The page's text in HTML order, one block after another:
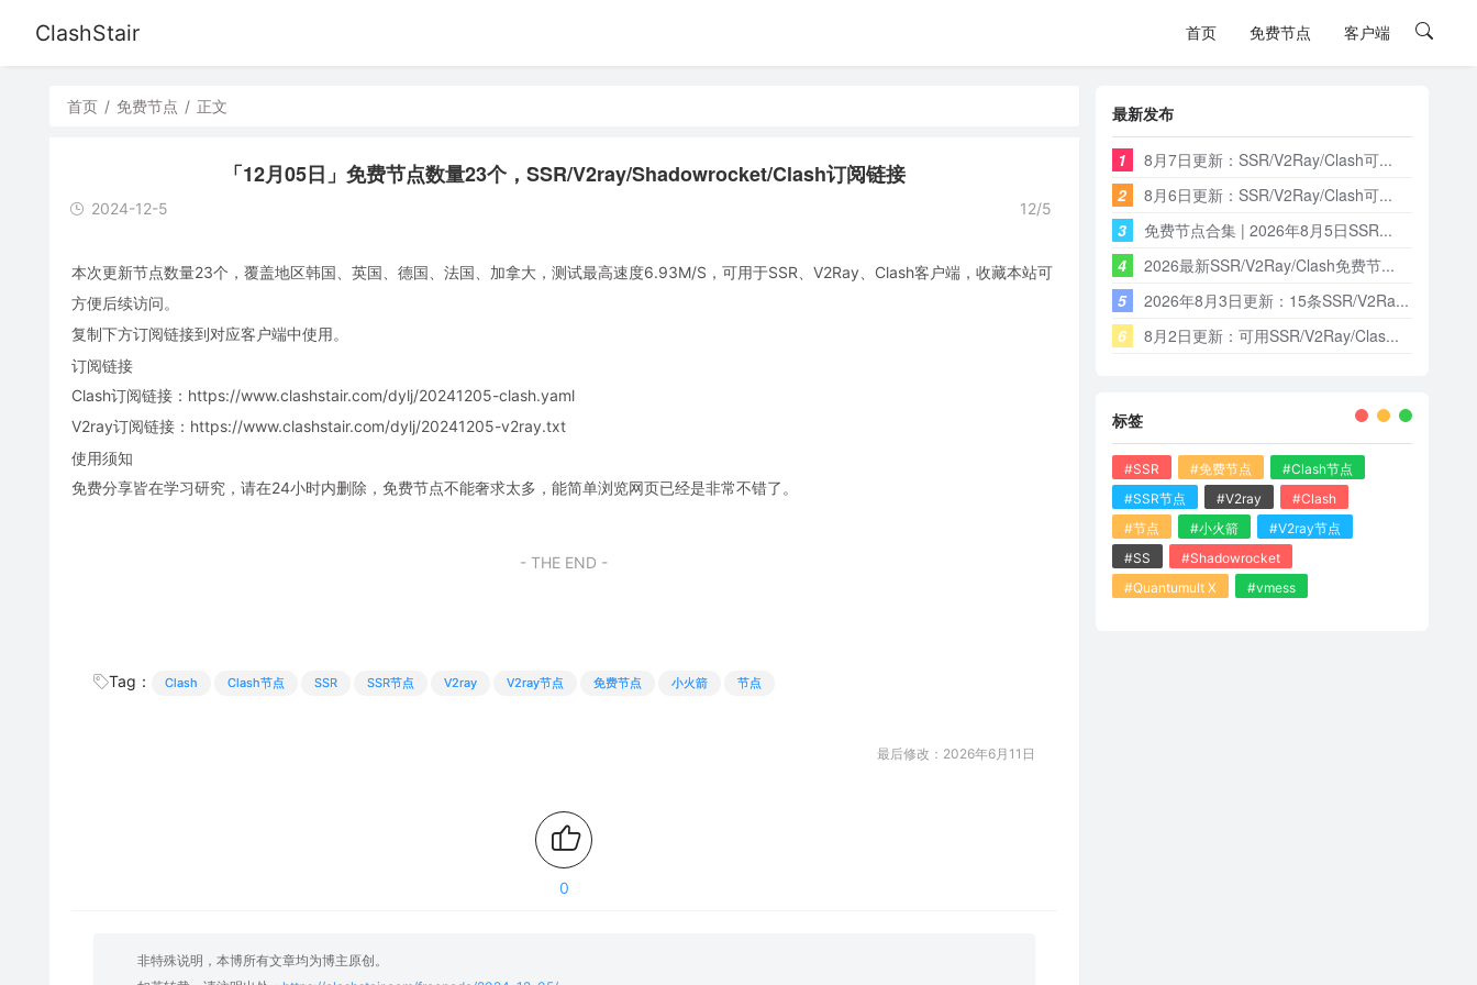
ClashStair 首页 免费节点 客户端
首页 / 免费节点 / 正文
「12月05日」免费节点数量23个，SSR/V2ray/Shadowrocket/Clash订阅链接
2024-12-5 12/5
本次更新节点数量23个，覆盖地区韩国、英国、德国、法国、加拿大，测试最高速度6.93M/S，可用于SSR、V2Ray、Clash客户端，收藏本站可
方便后续访问。
复制下方订阅链接到对应客户端中使用。
订阅链接
Clash订阅链接：https://www.clashstair.com/dylj/20241205-clash.yaml
V2ray订阅链接：https://www.clashstair.com/dylj/20241205-v2ray.txt
使用须知
免费分享皆在学习研究，请在24小时内删除，免费节点不能奢求太多，能简单浏览网页已经是非常不错了。
- THE END -
Tag： Clash Clash节点 SSR SSR节点 V2ray V2ray节点 免费节点 小火箭 节点
最后修改：2026年6月11日
0
非特殊说明，本博所有文章均为博主原创。
最新发布
1
8月7日更新：SSR/V2Ray/Clash可...
2
8月6日更新：SSR/V2Ray/Clash可...
3
免费节点合集 | 2026年8月5日SSR...
4
2026最新SSR/V2Ray/Clash免费节...
5
2026年8月3日更新：15条SSR/V2Ra...
6
8月2日更新：可用SSR/V2Ray/Clas...
标签
#SSR #免费节点
#Clash节点
#SSR节点
#V2ray
#Clash
#节点
#小火箭
#V2ray节点
#SS
#Shadowrocket
#Quantumult X
#vmess